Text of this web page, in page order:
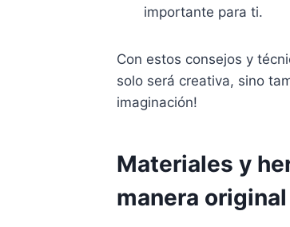
importante para ti.
Con estos consejos y
solo será creativa, sino
imaginación!
Materiales y
manera original